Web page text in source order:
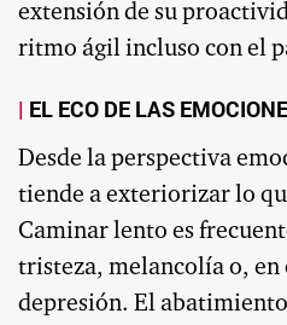
extensión de su
ritmo ágil incluso con el
EL ECO DE LAS
Desde la perspectiva
tiende a exteriorizar lo
Caminar lento es
tristeza, melancolía o, en
depresión. El